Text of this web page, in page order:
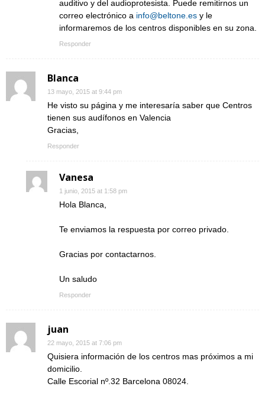
auditivo y del audioprotesista. Puede remitirnos un
correo electrónico a info@beltone.es y le
informaremos de los centros disponibles en su zona.
Responder
Blanca
13 mayo, 2015 at 9:44 pm
He visto su página y me interesaría saber que Centros
tienen sus audífonos en Valencia
Gracias,
Responder
Vanesa
1 junio, 2015 at 1:58 pm
Hola Blanca,
Te enviamos la respuesta por correo privado.
Gracias por contactarnos.
Un saludo
Responder
juan
22 mayo, 2015 at 7:06 pm
Quisiera información de los centros mas próximos a mi
domicilio.
Calle Escorial nº.32 Barcelona 08024.